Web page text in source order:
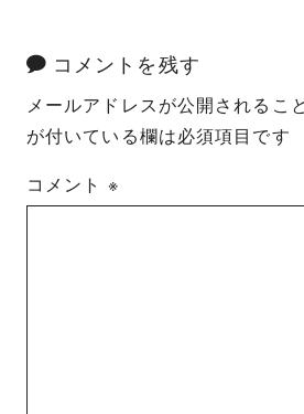
コメントを残す
メールアドレスが公開されるこ
が付いている欄は必須項目です
コメント ※